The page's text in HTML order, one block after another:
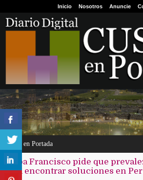
Inicio Nosotros Anuncie
Cusco en Portada
"Papa Francisco pide que
para encontrar soluciones en